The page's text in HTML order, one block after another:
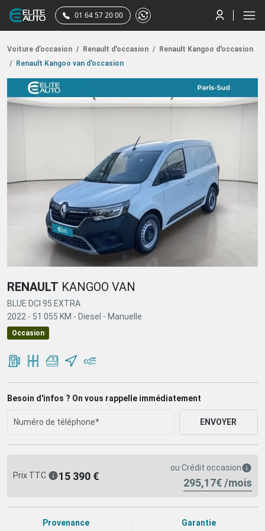
01 64 57 20 00
Voiture d’occasion / Renault d'occasion /
Renault Kangoo d'occasion
/
Renault Kangoo van d'occasion
RENAULT KANGOO VAN
BLUE DCI 95 EXTRA
2022 - 51 055 KM - Diesel - Manuelle
Occasion
Besoin d'infos ? On vous rappelle immédiatement
ENVOYER
Prix TTC 15 390 €
ou Crédit occasion
295,17€ /mois
Provenance
Garantie